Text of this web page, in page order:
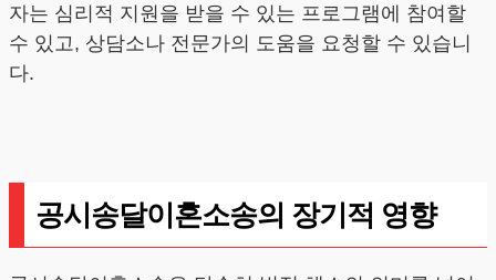
자는 심리적 지원을 받을 수 있는 프로그램에 참여할
수 있고, 상담소나 전문가의 도움을 요청할 수 있습니
다.
공시송달이혼소송의 장기적 영향